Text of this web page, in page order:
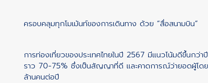
ครอบคลุมทุกโมเม้นท์ของการเดินทาง ด้วย “สื่อสนามบิน”
การท่องเที่ยวของประเทศไทยในปี 2567 มีแนวโน้มดีขึ้นกว่
ราว 70-75% ซึ่งเป็นสัญญาที่ดี และคาดการณ์ว่ายอดผู้โด
ล้านคนต่อปี